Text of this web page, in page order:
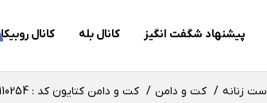
پیشنهاد شگفت انگیز کانال بله کانال روبیکا
ست زنانه کت و دامن کت و دامن کتایون کد : 110254